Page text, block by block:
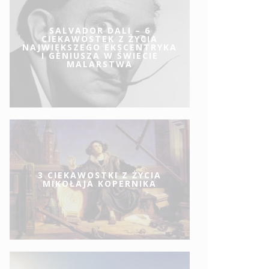
SALVADOR DALI – 6
CIEKAWOSTEK Z ŻYCIA
NAJWIĘKSZEGO EKSCENTRYKA
I GENIUSZA W ŚWIECIE
MALARSTWA
3 CIEKAWOSTKI Z ŻYCIA
MIKOŁAJA KOPERNIKA